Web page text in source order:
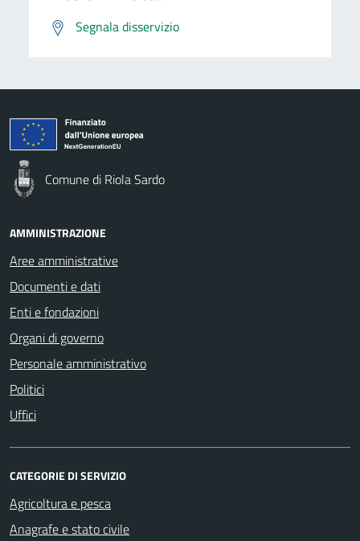
Segnala disservizio
Comune di Riola Sardo
AMMINISTRAZIONE
Aree amministrative
Documenti e dati
Enti e fondazioni
Organi di governo
Personale amministrativo
Politici
Uffici
CATEGORIE DI SERVIZIO
Agricoltura e pesca
Anagrafe e stato civile